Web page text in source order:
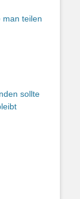
man teilen
sollte